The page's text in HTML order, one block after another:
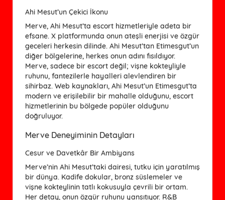
Ahi Mesut’un Çekici İkonu
Merve, Ahi Mesut’ta escort hizmetleriyle adeta bir
efsane. X platformunda onun ateşli enerjisi ve özgür
geceleri herkesin dilinde. Ahi Mesut’tan Etimesgut’un
diğer bölgelerine, herkes onun adını fısıldıyor.
Merve, sadece bir escort değil; vişne kokteyliyle
ruhunu, fantezilerle hayalleri alevlendiren bir
sihirbaz. Web kaynakları, Ahi Mesut’un Etimesgut’ta
modern ve erişilebilir bir mahalle olduğunu, escort
hizmetlerinin bu bölgede popüler olduğunu
doğruluyor.
Merve Deneyiminin Detayları
Cesur ve Davetkâr Bir Ambiyans
Merve’nin Ahi Mesut’taki dairesi, tutku için yaratılmış
bir dünya. Kadife dokular, bronz süslemeler ve
vişne kokteylinin tatlı kokusuyla çevrili bir ortam.
Her detay, onun özgür ruhunu yansıtıyor. R&B